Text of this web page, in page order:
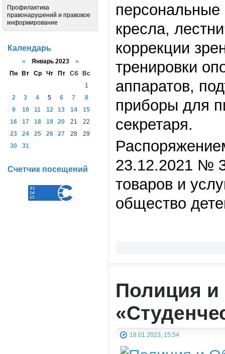
кресла,
коррекции
тренировки
аппаратов,
приборы для
секретаря.
23.12.2021 №
товаров и
общество
Полиция и
18.01.2023, 15:54
Профилактика
правонарушений и правовое
информирование
Календарь
« Январь 2023 »
Пн
Вт Ср Чт Пт Сб
Вс
1
2
3 4 5 6 7
8
9
10 11 12 13 14
15
16
17 18 19 20 21
22
23
24 25 26 27 28
29
30
31
Счетчик посещений